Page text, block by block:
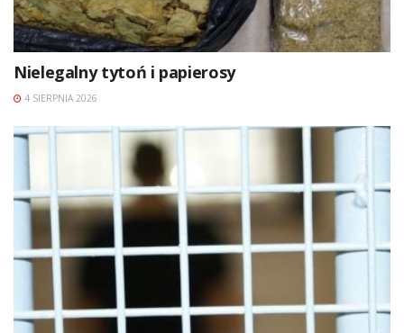
Nielegalny tytoń i papierosy
4 SIERPNIA 2026